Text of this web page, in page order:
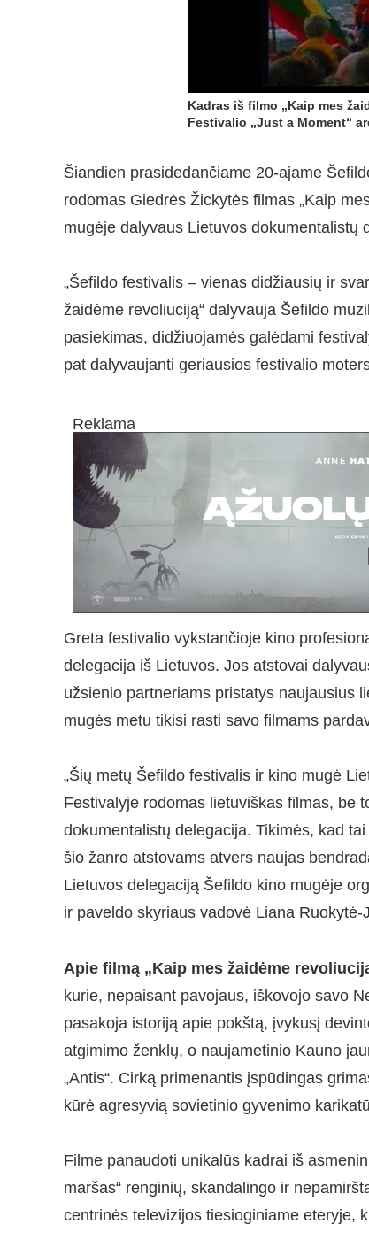
Kadras iš filmo „Kaip mes
Festivalio „Just a Moment“
Šiandien prasidedančiame 20-ajame
rodomas Giedrės Žickytės filmas „Kaip
mugėje dalyvaus Lietuvos dokumentalistų
„Šefildo festivalis – vienas didžiausių ir
žaidėme revoliuciją“ dalyvauja Šefildo
pasiekimas, didžiuojamės galėdami
pat dalyvaujanti geriausios festivalio
Reklama
Greta festivalio vykstančioje kino
delegacija iš Lietuvos. Jos atstovai
užsienio partneriams pristatys naujausius
mugės metu tikisi rasti savo filmams
„Šių metų Šefildo festivalis ir kino mugė
Festivalyje rodomas lietuviškas filmas, be
dokumentalistų delegacija. Tikimės, kad
šio žanro atstovams atvers naujas
Lietuvos delegaciją Šefildo kino mugėje
ir paveldo skyriaus vadovė Liana Ruokytė-
Apie filmą „Kaip mes žaidėme
kurie, nepaisant pavojaus, iškovojo savo
pasakoja istoriją apie pokštą, įvykusį
atgimimo ženklų, o naujametinio Kauno
„Antis“. Cirką primenantis įspūdingas
kūrė agresyvią sovietinio gyvenimo
Filme panaudoti unikalūs kadrai iš
maršas“ renginių, skandalingo ir
centrinės televizijos tiesioginiame eteryje,